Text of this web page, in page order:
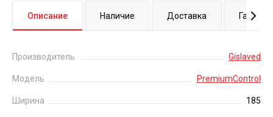
Описание Наличие Доставка
Производитель Gislaved
Модель PremiumControl
Ширина 185